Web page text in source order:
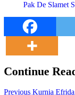
Pak De Slamet
Continue
Previous Kurnia Efrida